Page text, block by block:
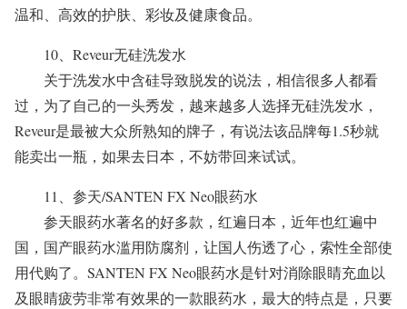
温和、高效的护肤、彩妆及健康食品。
10、Reveur无硅洗发水
关于洗发水中含硅导致脱发的说法，相信很多人都看
过，为了自己的一头秀发，越来越多人选择无硅洗发水，
Reveur是最被大众所熟知的牌子，有说法该品牌每1.5秒就
能卖出一瓶，如果去日本，不妨带回来试试。
11、参天/SANTEN FX Neo眼药水
参天眼药水著名的好多款，红遍日本，近年也红遍中
国，国产眼药水滥用防腐剂，让国人伤透了心，索性全部使
用代购了。SANTEN FX Neo眼药水是针对消除眼睛充血以
及眼睛疲劳非常有效果的一款眼药水，最大的特点是，只要